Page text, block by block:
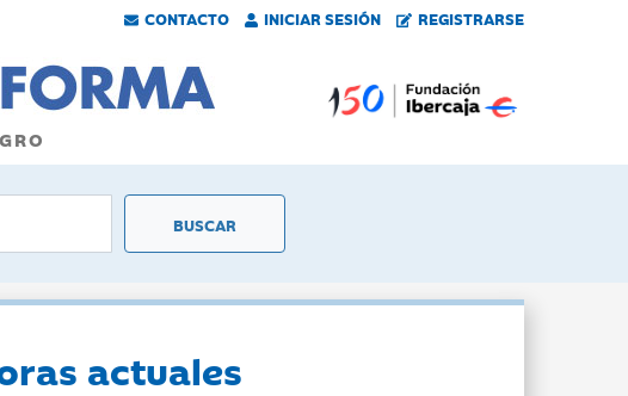
CONTACTO INICIAR SESIÓN REGISTRARSE
actuales